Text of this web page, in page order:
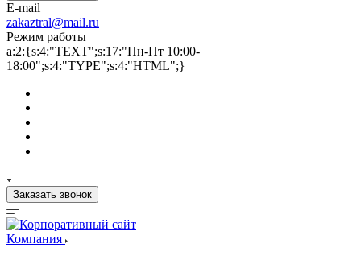
E-mail
zakaztral@mail.ru
Режим работы
a:2:{s:4:"TEXT";s:17:"Пн-Пт 10:00-
18:00";s:4:"TYPE";s:4:"HTML";}
Заказать звонок
Компания